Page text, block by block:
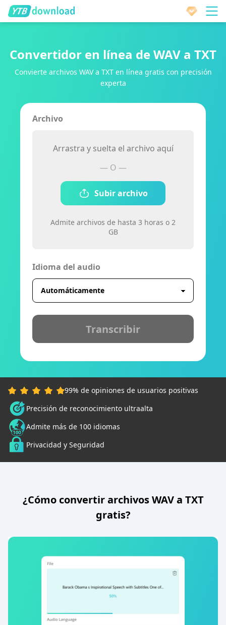
Convertidor en línea de WAV a TXT
Convierte archivos WAV a TXT en línea gratis con precisión
experta
Archivo
Arrastra y suelta el archivo aquí
— O —
Subir archivo
Admite archivos de hasta 3 horas o 2
GB
Idioma del audio
Transcribir
99% de opiniones de usuarios positivas
Precisión de reconocimiento ultraalta
Admite más de 100 idiomas
Privacidad y Seguridad
¿Cómo convertir archivos WAV a TXT
gratis?